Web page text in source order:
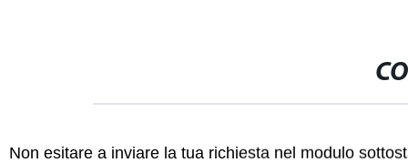
Non esitare a inviare la tua richiesta nel modulo